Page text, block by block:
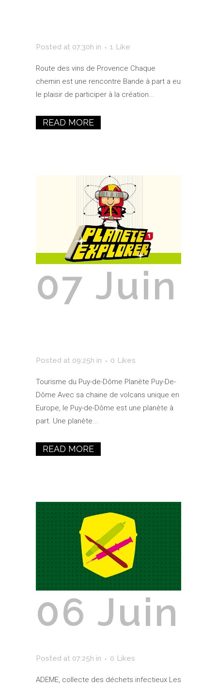
Posted at 07:30h in 1 Like
Route des vins de Provence Chaque
chemin est une rencontre Bande à part a eu
le plaisir de participer à la création...
READ MORE
07 Juin
Posted at 09:25h in 0 Likes
Tourisme du Puy-de-Dôme Planète Puy-De-
Dôme Avec sa chaine de volcans unique en
Europe, le Puy-de-Dôme est une planète à
part. Une planète...
READ MORE
06 Juin
Posted at 07:25h in 0 Likes
ADEME, collecte des déchets infectieux Les